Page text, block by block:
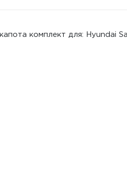
комплект для: Hyundai